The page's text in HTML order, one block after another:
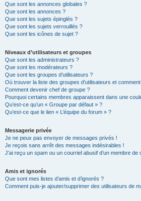
Que sont les annonces globales ?
Que sont les annonces ?
Que sont les sujets épinglés ?
Que sont les sujets verrouillés ?
Que sont les icônes de sujet ?
Niveaux d’utilisateurs et groupes
Que sont les administrateurs ?
Que sont les modérateurs ?
Que sont les groupes d’utilisateurs ?
Où trouver la liste des groupes d’utilisateurs et
Comment devenir chef de groupe ?
Pourquoi certains membres apparaissent dans une
Qu’est-ce qu’un « Groupe par défaut » ?
Qu’est-ce que le lien « L’équipe du forum » ?
Messagerie privée
Je ne peux pas envoyer de messages privés !
Je reçois sans arrêt des messages indésirables !
J’ai reçu un spam ou un courriel abusif d’un membre de
Amis et ignorés
Que sont mes listes d’amis et d’ignorés ?
Comment puis-je ajouter/supprimer des utilisateurs de